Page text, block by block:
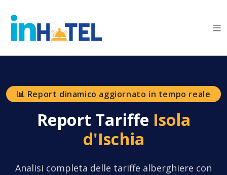
📊 Report dinamico aggiornato in tempo reale
Report Tariffe Isola
d'Ischia
Analisi completa delle tariffe alberghiere con